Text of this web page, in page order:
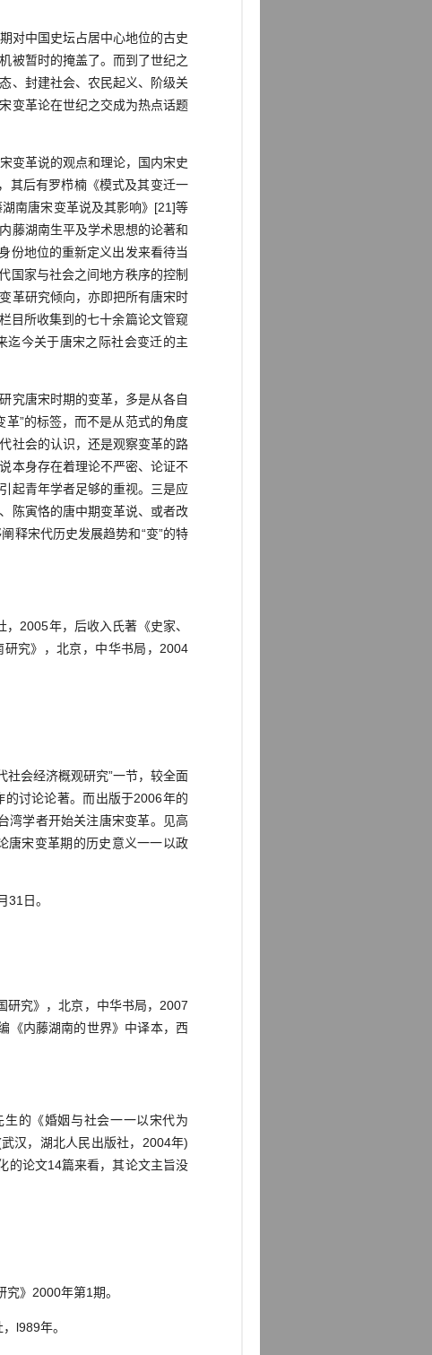
对中国史坛占居中心地位的古史
被暂时的掩盖了。而到了世纪之
、封建社会、农民起义、阶级关
变革论在世纪之交成为热点话题
变革说的观点和理论，国内宋史
其后有罗栉楠《模式及其变迁一
南唐宋变革说及其影响》[21]等
藤湖南生平及学术思想的论著和
份地位的重新定义出发来看待当
国家与社会之间地方秩序的控制
革研究倾向，亦即把所有唐宋时
目所收集到的七十余篇论文管窥
迄今关于唐宋之际社会变迁的主
唐宋时期的变革，多是从各自
”的标签，而不是从范式的角度
社会的认识，还是观察变革的路
本身存在着理论不严密、论证不
起青年学者足够的重视。三是应
陈寅恪的唐中期变革说、或者改
释宋代历史发展趋势和“变”的特
2005年，后收入氏著《史家、
究》，北京，中华书局，2004
社会经济概观研究”一节，较全面
的讨论论著。而出版于2006年的
湾学者开始关注唐宋变革。见高
唐宋变革期的历史意义一一以政
日。
究》，北京，中华书局，2007
《内藤湖南的世界》中译本，西
的《婚姻与社会一一以宋代为
汉，湖北人民出版社，2004年)
的论文14篇来看，其论文主旨没
》2000年第1期。
l989年。